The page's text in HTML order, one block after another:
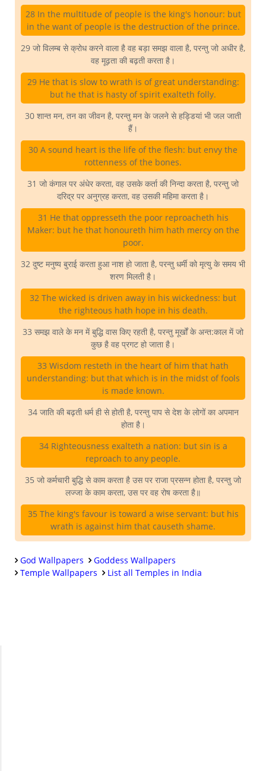
28 In the multitude of people is the king's honour: but
in the want of people is the destruction of the prince.
29 जो विलम्ब से क्रोध करने वाला है वह बड़ा समझ वाला है, परन्तु जो अधीर है,
वह मूढ़ता की बढ़ती करता है।
29 He that is slow to wrath is of great understanding:
but he that is hasty of spirit exalteth folly.
30 शान्त मन, तन का जीवन है, परन्तु मन के जलने से हड्डियां भी जल जाती
हैं।
30 A sound heart is the life of the flesh: but envy the
rottenness of the bones.
31 जो कंगाल पर अंधेर करता, वह उसके कर्ता की निन्दा करता है, परन्तु जो
दरिद्र पर अनुग्रह करता, वह उसकी महिमा करता है।
31 He that oppresseth the poor reproacheth his
Maker: but he that honoureth him hath mercy on the
poor.
32 दुष्ट मनुष्य बुराई करता हुआ नाश हो जाता है, परन्तु धर्मी को मृत्यु के समय भी
शरण मिलती है।
32 The wicked is driven away in his wickedness: but
the righteous hath hope in his death.
33 समझ वाले के मन में बुद्धि वास किए रहती है, परन्तु मूर्खों के अन्त:काल में जो
कुछ है वह प्रगट हो जाता है।
33 Wisdom resteth in the heart of him that hath
understanding: but that which is in the midst of fools
is made known.
34 जाति की बढ़ती धर्म ही से होती है, परन्तु पाप से देश के लोगों का अपमान
होता है।
34 Righteousness exalteth a nation: but sin is a
reproach to any people.
35 जो कर्मचारी बुद्धि से काम करता है उस पर राजा प्रसन्न होता है, परन्तु जो
लज्जा के काम करता, उस पर वह रोष करता है॥
35 The king's favour is toward a wise servant: but his
wrath is against him that causeth shame.
God Wallpapers
Goddess Wallpapers
Temple Wallpapers
List all Temples in India